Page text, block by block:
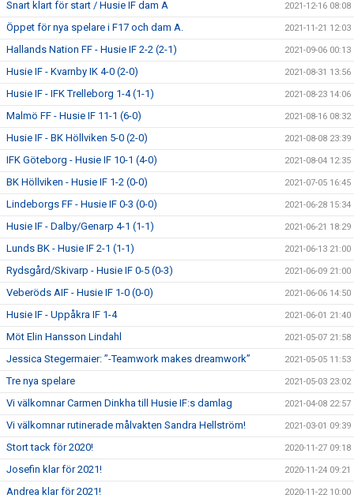
Snart klart för start / Husie IF dam A 2021-12-16 08:08
Öppet för nya spelare i F17 och dam A. 2021-11-21 12:03
Hallands Nation FF - Husie IF 2-2 (2-1) 2021-09-06 00:13
Husie IF - Kvarnby IK 4-0 (2-0) 2021-08-31 13:56
Husie IF - IFK Trelleborg 1-4 (1-1) 2021-08-23 14:06
Malmö FF - Husie IF 11-1 (6-0) 2021-08-16 08:32
Husie IF - BK Höllviken 5-0 (2-0) 2021-08-08 23:39
IFK Göteborg - Husie IF 10-1 (4-0) 2021-08-04 12:35
BK Höllviken - Husie IF 1-2 (0-0) 2021-07-05 16:45
Lindeborgs FF - Husie IF 0-3 (0-0) 2021-06-28 15:34
Husie IF - Dalby/Genarp 4-1 (1-1) 2021-06-21 18:29
Lunds BK - Husie IF 2-1 (1-1) 2021-06-13 21:00
Rydsgård/Skivarp - Husie IF 0-5 (0-3) 2021-06-09 21:00
Veberöds AIF - Husie IF 1-0 (0-0) 2021-06-06 14:50
Husie IF - Uppåkra IF 1-4 2021-06-01 21:40
Möt Elin Hansson Lindahl 2021-05-07 21:58
Jessica Stegermaier: ”-Teamwork makes dreamwork” 2021-05-05 11:53
Tre nya spelare 2021-05-03 23:02
Vi välkomnar Carmen Dinkha till Husie IF:s damlag 2021-04-08 22:57
Vi välkomnar rutinerade målvakten Sandra Hellström! 2021-03-01 09:39
Stort tack för 2020! 2020-11-27 09:18
Josefin klar för 2021! 2020-11-24 09:21
Andrea klar för 2021! 2020-11-22 10:00